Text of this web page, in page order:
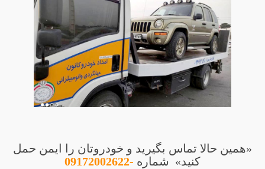
«همین حالا تماس بگیرید و خودروتان را ایمن حمل
کنید» شماره -
09172002622